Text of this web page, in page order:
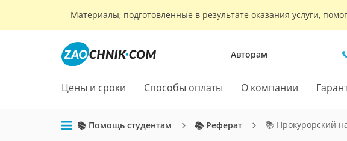
Материалы, подготовленные в результате оказания услуги,
Авторам
Цены и сроки Способы оплаты О компании
📚 Помощь студентам 📚 Реферат 📚 Прокурорский